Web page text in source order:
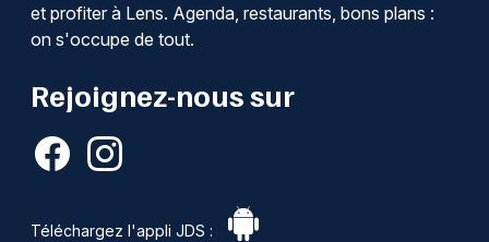
et profiter à Lens. Agenda, restaurants, bons plans :
on s'occupe de tout.
Rejoignez-nous sur
Téléchargez l'appli JDS :